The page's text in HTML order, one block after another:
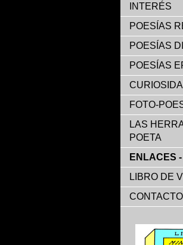
INTERÉS
POESÍAS
POESÍAS
POESÍAS
FOTO-
LAS
POETA
ENLACES
LIBRO DE
CONTACTO